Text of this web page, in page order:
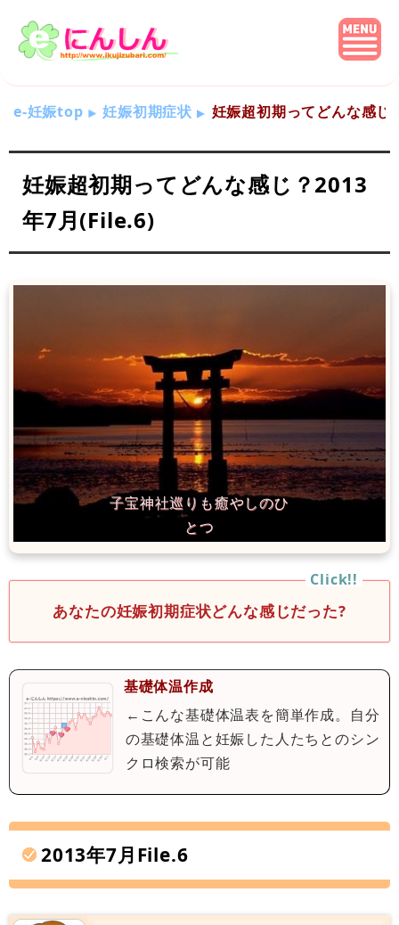
e-妊娠top 妊娠初期症状 妊娠超初期ってどんな感
妊娠超初期ってどんな感じ？2013
年7月(File.6)
あなたの妊娠初期症状どんな感じだった?
基礎体温作成
←こんな基礎体温表を簡単作成。自分
の基礎体温と妊娠した人たちとのシン
クロ検索が可能
2013年7月File.6